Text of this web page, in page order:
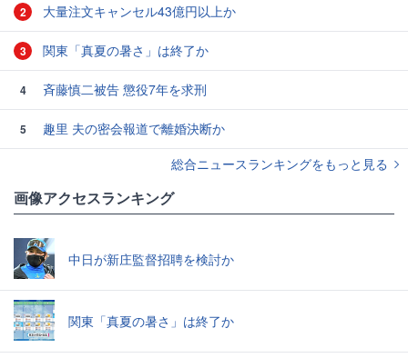
2 大量注文キャンセル43億円以上か
3 関東「真夏の暑さ」は終了か
4 斉藤慎二被告 懲役7年を求刑
5
趣里 夫の密会報道で離婚決断か
総合ニュースランキングをもっと見る
画像アクセスランキング
中日が新庄監督招聘を検討か
関東「真夏の暑さ」は終了か